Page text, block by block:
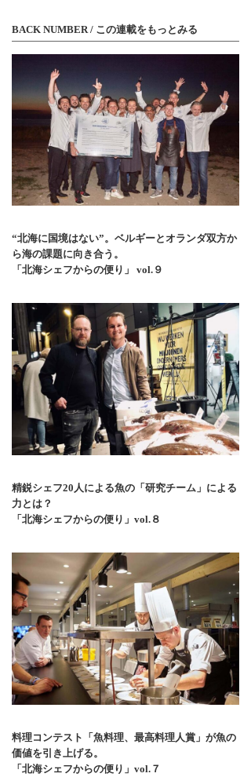
BACK NUMBER / この連載をもっとみる
“北海に国境はない”。ベルギーとオランダ双方か
ら海の課題に向き合う。
「北海シェフからの便り」 vol.９
精鋭シェフ20人による魚の「研究チーム」による
力とは？
「北海シェフからの便り」vol.８
料理コンテスト「魚料理、最高料理人賞」が魚の
価値を引き上げる。
「北海シェフからの便り」vol.７